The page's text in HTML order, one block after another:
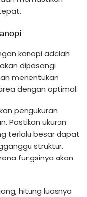
kanopi adalah
dipasangi
menentukan
dengan optimal.
pengukuran
Pastikan ukuran
terlalu besar dapat
struktur.
fungsinya akan
hitung luasnya